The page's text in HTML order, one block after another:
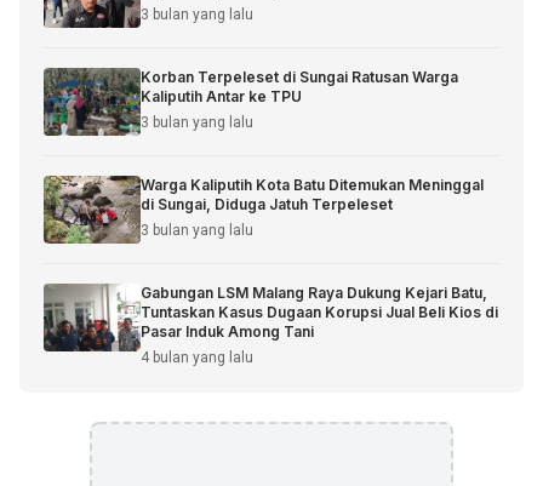
3 bulan yang lalu
Korban Terpeleset di Sungai Ratusan Warga
Kaliputih Antar ke TPU
3 bulan yang lalu
Warga Kaliputih Kota Batu Ditemukan Meninggal
di Sungai, Diduga Jatuh Terpeleset
3 bulan yang lalu
Gabungan LSM Malang Raya Dukung Kejari Batu,
Tuntaskan Kasus Dugaan Korupsi Jual Beli Kios di
Pasar Induk Among Tani
4 bulan yang lalu